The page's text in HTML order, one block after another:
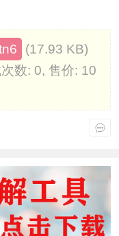
(17.93 KB)
数: 0, 售价: 10